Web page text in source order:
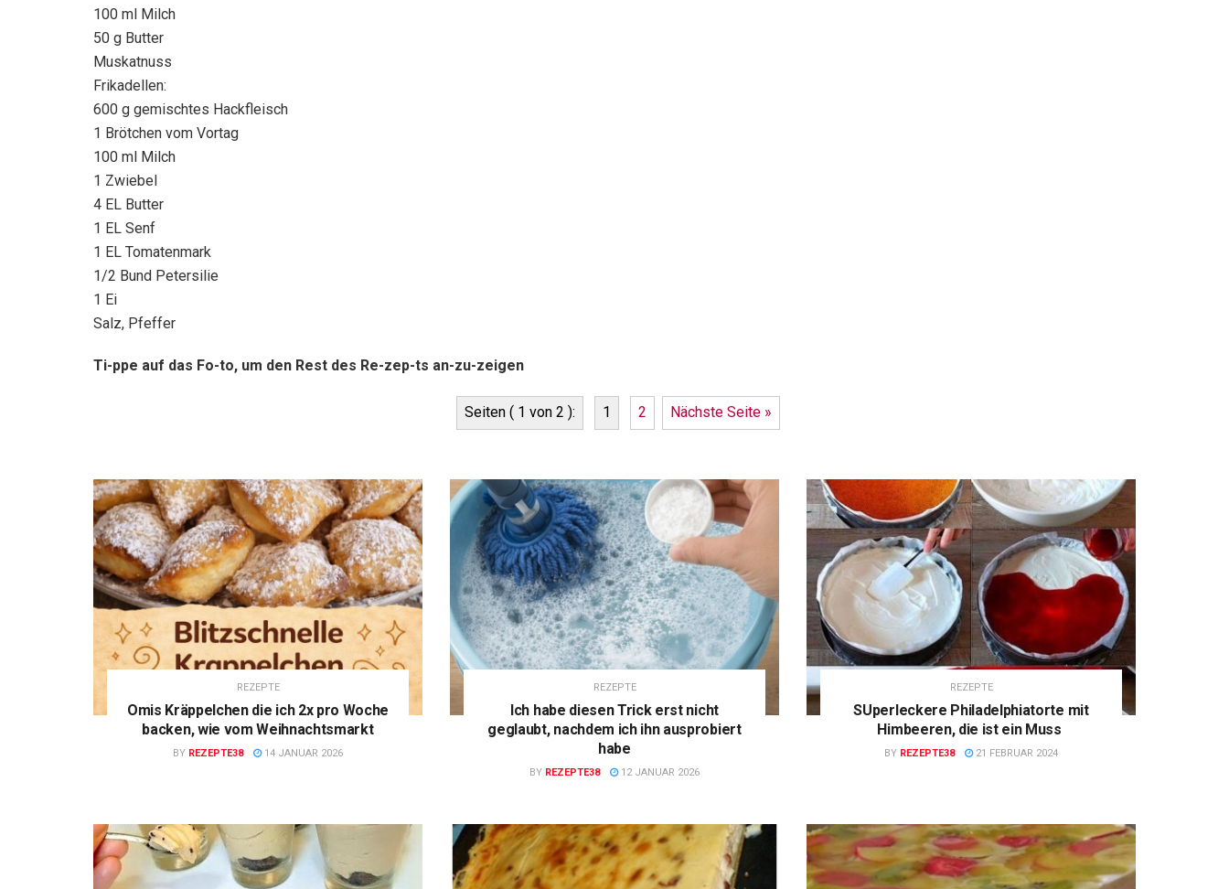
100 ml Milch
50 g Butter
Muskatnuss
Frikadellen:
600 g gemischtes Hackfleisch
1 Brötchen vom Vortag
100 ml Milch
1 Zwiebel
4 EL Butter
1 EL Senf
1 EL Tomatenmark
1/2 Bund Petersilie
1 Ei
Salz, Pfeffer
Ti-ppe auf das Fo-to, um den Rest des Re-zep-ts an-zu-zeigen
Seiten ( 1 von 2 ): 1 2 Nächste Seite »
REZEPTE
Omis Kräppelchen die ich 2x pro Woche
backen, wie vom Weihnachtsmarkt
BY REZEPTE38 14 JANUAR 2026
REZEPTE
Ich habe diesen Trick erst nicht
geglaubt, nachdem ich ihn ausprobiert
habe
BY REZEPTE38 12 JANUAR 2026
REZEPTE
SUperleckere Philadelphiatorte mit
Himbeeren, die ist ein Muss
BY REZEPTE38 21 FEBRUAR 2024